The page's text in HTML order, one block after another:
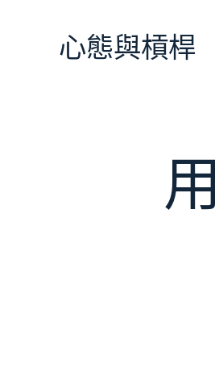
心態與槓桿